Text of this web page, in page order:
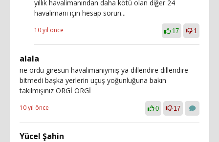
yıllık havalimanından daha kötü olan diğer 24
havalimanı için hesap sorun...
10 yıl önce 17 1
alala
ne ordu giresun havalimanıymış ya dillendire dillendire
bitmedi başka yerlerin uçuş yoğunluğuna bakın
takılmışınız ORGİ ORGİ
10 yıl önce 0 17
Yücel Şahin